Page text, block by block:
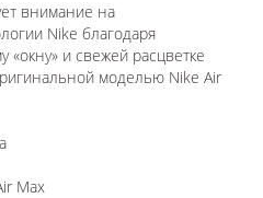
внимание на
Nike благодаря
и свежей расцветке
моделью Nike Air
Max